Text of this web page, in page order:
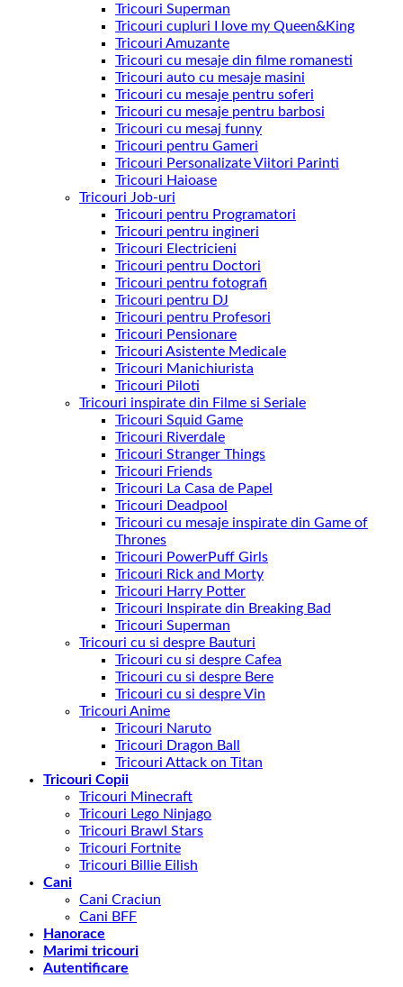
Tricouri Superman
Tricouri cupluri I love my Queen&King
Tricouri Amuzante
Tricouri cu mesaje din filme romanesti
Tricouri auto cu mesaje masini
Tricouri cu mesaje pentru soferi
Tricouri cu mesaje pentru barbosi
Tricouri cu mesaj funny
Tricouri pentru Gameri
Tricouri Personalizate Viitori Parinti
Tricouri Haioase
Tricouri Job-uri
Tricouri pentru Programatori
Tricouri pentru ingineri
Tricouri Electricieni
Tricouri pentru Doctori
Tricouri pentru fotografi
Tricouri pentru DJ
Tricouri pentru Profesori
Tricouri Pensionare
Tricouri Asistente Medicale
Tricouri Manichiurista
Tricouri Piloti
Tricouri inspirate din Filme si Seriale
Tricouri Squid Game
Tricouri Riverdale
Tricouri Stranger Things
Tricouri Friends
Tricouri La Casa de Papel
Tricouri Deadpool
Tricouri cu mesaje inspirate din Game of
Thrones
Tricouri PowerPuff Girls
Tricouri Rick and Morty
Tricouri Harry Potter
Tricouri Inspirate din Breaking Bad
Tricouri Superman
Tricouri cu si despre Bauturi
Tricouri cu si despre Cafea
Tricouri cu si despre Bere
Tricouri cu si despre Vin
Tricouri Anime
Tricouri Naruto
Tricouri Dragon Ball
Tricouri Attack on Titan
Tricouri Copii
Tricouri Minecraft
Tricouri Lego Ninjago
Tricouri Brawl Stars
Tricouri Fortnite
Tricouri Billie Eilish
Cani
Cani Craciun
Cani BFF
Hanorace
Marimi tricouri
Autentificare